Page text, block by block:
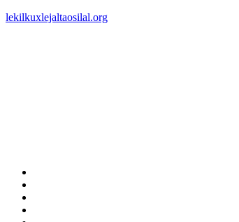
lekilkuxlejaltaosilal.org